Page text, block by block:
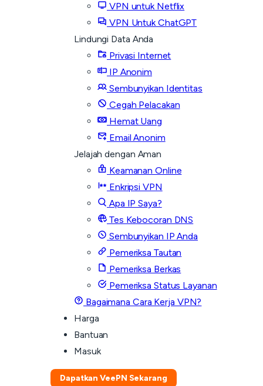
VPN untuk Netflix
VPN Untuk ChatGPT
Lindungi Data Anda
Privasi Internet
IP Anonim
Sembunyikan Identitas
Cegah Pelacakan
Hemat Uang
Email Anonim
Jelajah dengan Aman
Keamanan Online
Enkripsi VPN
Apa IP Saya?
Tes Kebocoran DNS
Sembunyikan IP Anda
Pemeriksa Tautan
Pemeriksa Berkas
Pemeriksa Status Layanan
Bagaimana Cara Kerja VPN?
Harga
Bantuan
Masuk
Dapatkan VeePN Sekarang